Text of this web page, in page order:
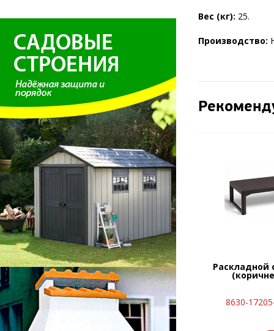
Вес (кг): 25.
Производство:
Раскладной
8630-